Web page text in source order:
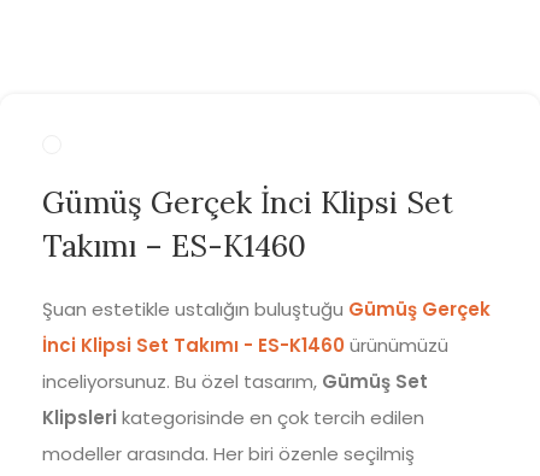
Gümüş Gerçek İnci Klipsi Set
Takımı – ES-K1460
Şuan estetikle ustalığın buluştuğu Gümüş Gerçek
İnci Klipsi Set Takımı - ES-K1460ürünümüzü
inceliyorsunuz. Bu özel tasarım, Gümüş Set
Klipsleri kategorisinde en çok tercih edilen
modeller arasında. Her biri özenle seçilmiş